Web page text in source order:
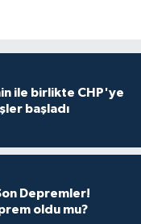
ile birlikte CHP'ye
başladı
Depremler!
oldu mu?